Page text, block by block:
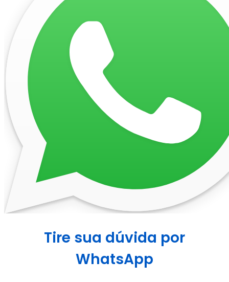
Tire sua dúvida por
WhatsApp